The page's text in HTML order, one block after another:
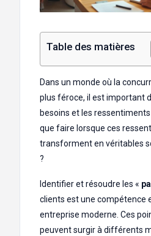
Table des matières
Dans un monde où la
plus féroce, il est important
besoins et les
que faire lorsque ces
transforment en véritables
?
Identifier et résoudre les «
clients est une compétence
entreprise moderne. Ces
peuvent surgir à différents